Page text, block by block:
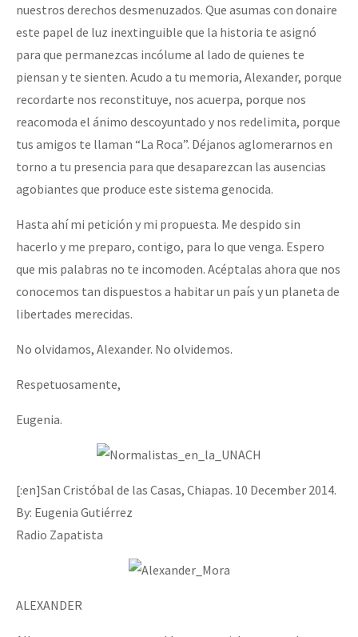
nuestros derechos desmenuzados. Que asumas con donaire
este papel de luz inextinguible que la historia te asignó
para que permanezcas incólume al lado de quienes te
piensan y te sienten. Acudo a tu memoria, Alexander, porque
recordarte nos reconstituye, nos acuerpa, porque nos
reacomoda el ánimo descoyuntado y nos redelimita, porque
tus amigos te llaman “La Roca”. Déjanos aglomerarnos en
torno a tu presencia para que desaparezcan las ausencias
agobiantes que produce este sistema genocida.
Hasta ahí mi petición y mi propuesta. Me despido sin
hacerlo y me preparo, contigo, para lo que venga. Espero
que mis palabras no te incomoden. Acéptalas ahora que nos
conocemos tan dispuestos a habitar un país y un planeta de
libertades merecidas.
No olvidamos, Alexander. No olvidemos.
Respetuosamente,
Eugenia.
[:en]San Cristóbal de las Casas, Chiapas. 10 December 2014.
By: Eugenia Gutiérrez
Radio Zapatista
ALEXANDER